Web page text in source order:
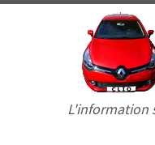
L'information